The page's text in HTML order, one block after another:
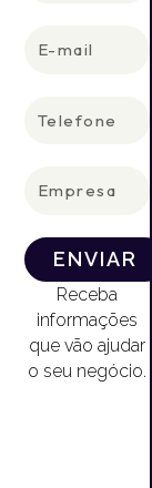
ENVIAR
Receba
informações
que vão ajudar
o seu negócio.